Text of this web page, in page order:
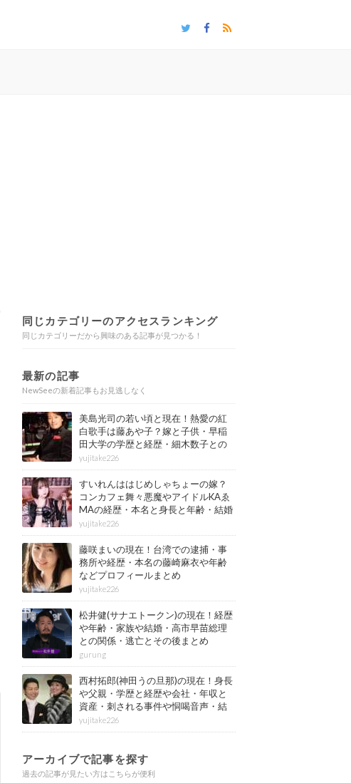
同じカテゴリーのアクセスランキング
同じカテゴリーだから興味のある記事が見つかる！
最新の記事
NewSeeの新着記事もお見逃しなく
美島光司の若い頃と現在！熱愛の紅
白歌手は藤あや子？嫁と子供・早稲
田大学の学歴と経歴・細木数子との
確執もまとめ
yujitake226
すいれんははじめしゃちょーの嫁？
コンカフェ舞々悪魔やアイドルKAゑ
MAの経歴・本名と身長と年齢・結婚
情報もまとめ
yujitake226
藤咲まいの現在！台湾での逮捕・事
務所や経歴・本名の藤崎麻衣や年齢
などプロフィールまとめ
yujitake226
松井健(サナエトークン)の現在！経歴
や年齢・家族や結婚・高市早苗総理
との関係・逃亡とその後まとめ
gurung
西村拓郎(神田うの旦那)の現在！身長
や父親・学歴と経歴や会社・年収と
資産・刺される事件や恫喝音声・結
婚と子供や自宅・脳梗塞の病気もま
とめ
yujitake226
アーカイブで記事を探す
過去の記事が見たい方はこちらが便利